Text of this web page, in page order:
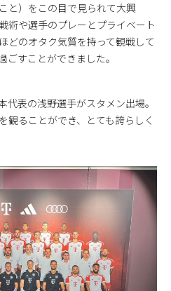
と）をこの目で見られて大興
や選手のプレーとプライベート
どのオタク気質を持って観戦して
ごすことができました。
表の浅野選手がスタメン出場。
観ることができ、とても誇らしく